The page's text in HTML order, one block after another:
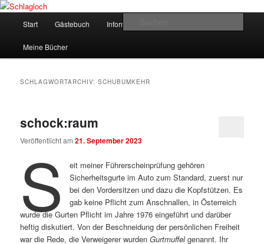
Zum
springen
Zum
springenSchlagloch
supersberger taggedanken
Start Gästebuch Informationen
Meine Bücher
SCHLAGWORTARCHIV:SCHUBUMKEHR
schock:raum
Veröffentlicht am21. September 2023
S
eit meiner Führerscheinprüfung gehören
Sicherheitsgurte im Auto zum Standard, zuerst nur
bei den Vordersitzen und dazu die Kopfstützen. Es
gab keine Pflicht zum Anschnallen, in Österreich
wurde die Gurten Pflicht im Jahre 1976 eingeführt und darüber
heftig diskutiert. Von der Beschneidung der persönlichen Freiheit
war die Rede, die Verweigerer wurdenGurtmuffelgenannt. Ihr